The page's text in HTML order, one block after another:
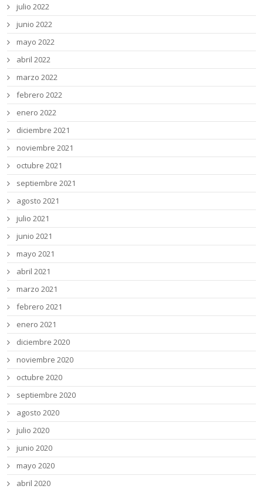
julio 2022
junio 2022
mayo 2022
abril 2022
marzo 2022
febrero 2022
enero 2022
diciembre 2021
noviembre 2021
octubre 2021
septiembre 2021
agosto 2021
julio 2021
junio 2021
mayo 2021
abril 2021
marzo 2021
febrero 2021
enero 2021
diciembre 2020
noviembre 2020
octubre 2020
septiembre 2020
agosto 2020
julio 2020
junio 2020
mayo 2020
abril 2020